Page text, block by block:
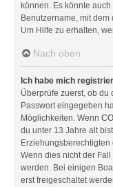
können. Es könnte
Benutzername, mit
Um Hilfe zu erhalten,
Nach oben
Ich habe mich
Überprüfe zuerst, ob
Passwort eingegeben
Möglichkeiten. Wenn
du unter 13 Jahre alt
Wenn dies nicht der
werden. Bei einigen
erst freigeschaltet